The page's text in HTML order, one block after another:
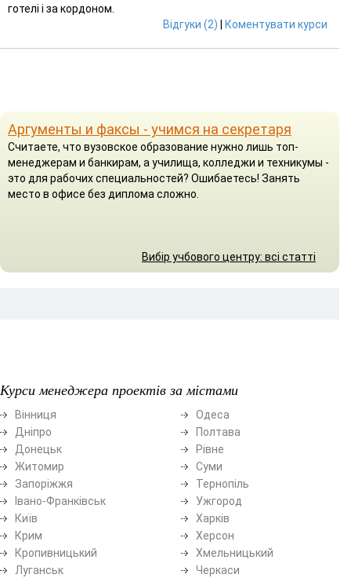
готелі і за кордоном.
Відгуки (2)
Коментувати курси
Аргументы и факсы - учимся на секретаря
Считаете, что вузовское образование нужно лишь топ-
менеджерам и банкирам, а училища, колледжи и техникумы -
это для рабочих специальностей? Ошибаетесь! Занять
место в офисе без диплома сложно.
Вибір учбового центру: всі статті
Курси менеджера проектів за містами
Вінниця
Дніпро
Донецьк
Житомир
Запоріжжя
Івано-Франківськ
Київ
Крим
Кропивницький
Луганськ
Одеса
Полтава
Рівне
Суми
Тернопіль
Ужгород
Харків
Херсон
Хмельницький
Черкаси